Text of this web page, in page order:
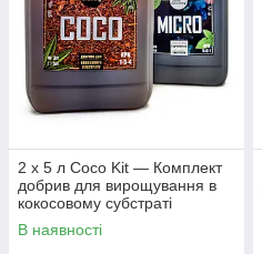
2 х 5 л Coco Kit — Комплект
добрив для вирощування в
кокосовому субстраті
В наявності